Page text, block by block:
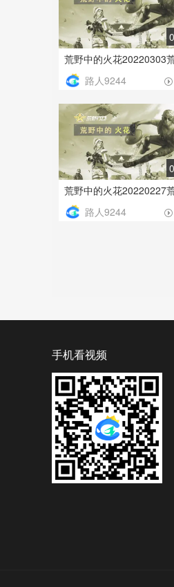
路人9244
路人9244
手机看视频